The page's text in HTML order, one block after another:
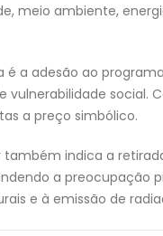
meio ambiente,
é a adesão ao
vulnerabilidade social.
a preço simbólico.
indica a
a preocupação
e à emissão de